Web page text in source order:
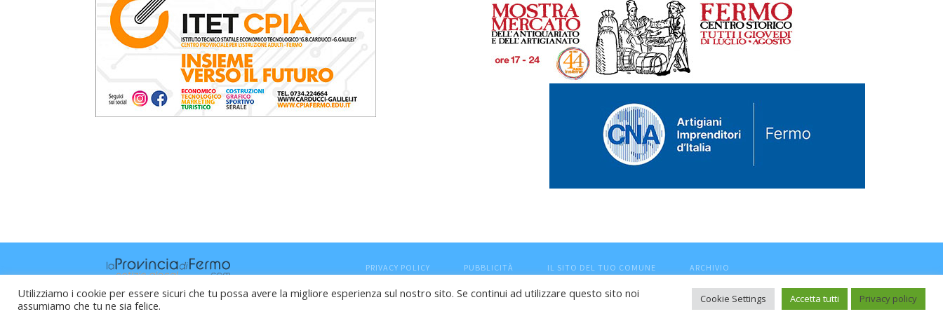
PRIVACY POLICY PUBBLICITÀ IL SITO DEL TUO COMUNE ARCHIVIO
Raffaele Vitali - via Leopardi 10 - 61121 Pesaro (PU) - Cod.Fisc VTLRFL77B02L500Y - Testata giornalistica, aut. Trib.Fermo n.04/2010 del 05/08/2010
Utilizziamo i cookie per essere sicuri che tu possa avere la migliore esperienza sul nostro sito. Se continui ad utilizzare questo sito noi
assumiamo che tu ne sia felice.
Cookie Settings Accetta tutti Privacy policy